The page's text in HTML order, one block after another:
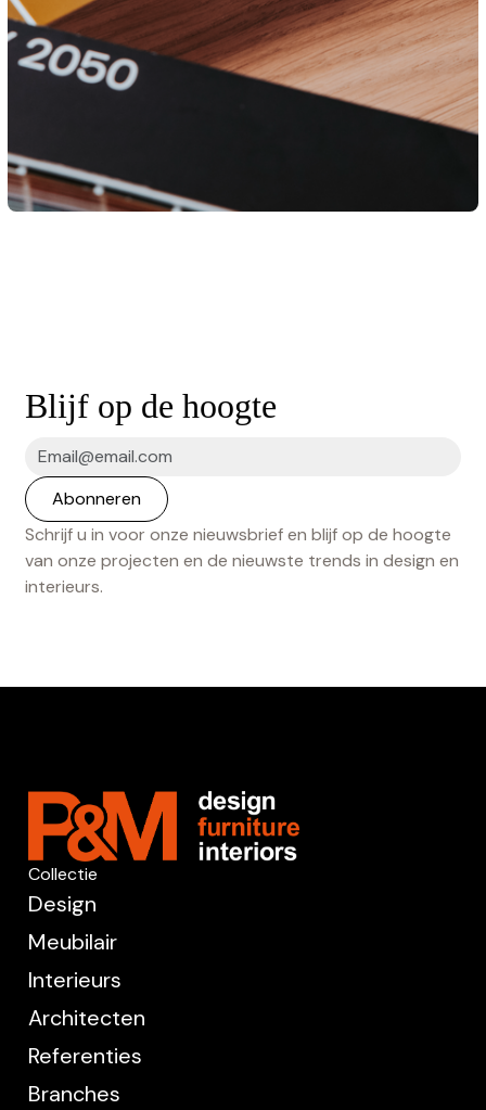
Blijf op de hoogte
Schrijf u in voor onze nieuwsbrief en blijf op de hoogte
van onze projecten en de nieuwste trends in design en
interieurs.
Collectie
Design
Meubilair
Interieurs
Architecten
Referenties
Branches